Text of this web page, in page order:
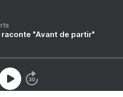
raconte "Avant de partir"